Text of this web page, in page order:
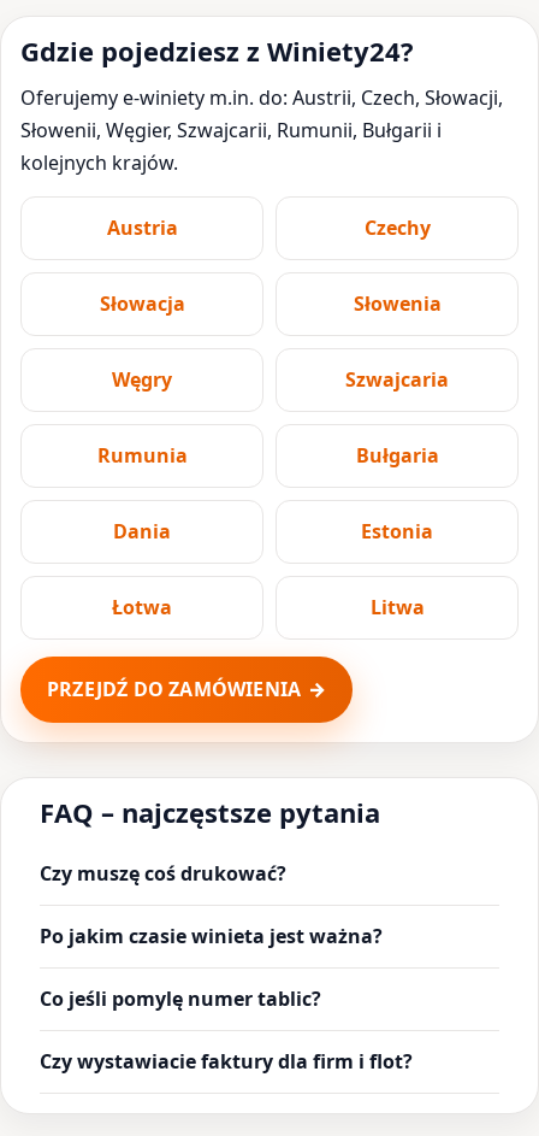
Gdzie pojedziesz z Winiety24?
Oferujemy e-winiety m.in. do: Austrii, Czech, Słowacji,
Słowenii, Węgier, Szwajcarii, Rumunii, Bułgarii i
kolejnych krajów.
Austria Czechy
Słowacja Słowenia
Węgry Szwajcaria
Rumunia Bułgaria
Dania Estonia
Łotwa Litwa
PRZEJDŹ DO ZAMÓWIENIA
FAQ – najczęstsze pytania
Czy muszę coś drukować?
Po jakim czasie winieta jest ważna?
Co jeśli pomylę numer tablic?
Czy wystawiacie faktury dla firm i flot?